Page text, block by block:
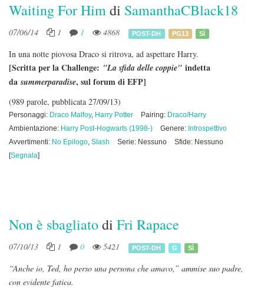
Waiting For Himdi SamanthaCBlack18
07/06/14 1 1 4868 POST-DH PG13 SÌ
In una notte piovosa Draco si ritrova, ad aspettare Harry.
[Scritta per la Challenge: "La sfida delle coppie" indetta
dasummerparadise, sul forum di EFP]
(989 parole, pubblicata 27/09/13)
Personaggi: Draco Malfoy, Harry Potter Pairing: Draco/Harry
Ambientazione: Harry Post-Hogwarts (1998-) Genere: Introspettivo
Avvertimenti: No Epilogo, Slash Serie: Nessuno
Sfide: Nessuno
[Segnala]
Non è sbagliatodi Fri Rapace
07/10/13 1 0 5421 POST-DH G SÌ
“Anche io, Ted, ho perso una persona che amavo,” ammise suo padre,
con evidente fatica.